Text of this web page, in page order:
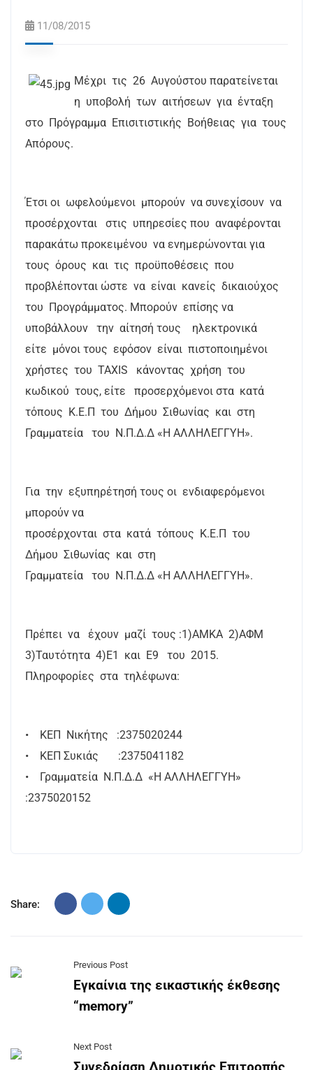
11/08/2015
Μέχρι τις 26 Αυγούστου παρατείνεται
η υποβολή των αιτήσεων για ένταξη
στο Πρόγραμμα Επισιτιστικής Βοήθειας για τους
Απόρους.
Έτσι οι ωφελούμενοι μπορούν να συνεχίσουν να
προσέρχονται στις υπηρεσίες που αναφέρονται
παρακάτω προκειμένου να ενημερώνονται για
τους όρους και τις προϋποθέσεις που
προβλέπονται ώστε να είναι κανείς δικαιούχος
του Προγράμματος. Μπορούν επίσης να
υποβάλλουν την αίτησή τους ηλεκτρονικά
είτε μόνοι τους εφόσον είναι πιστοποιημένοι
χρήστες του TAXIS κάνοντας χρήση του
κωδικού τους, είτε προσερχόμενοι στα κατά
τόπους Κ.Ε.Π του Δήμου Σιθωνίας και στη
Γραμματεία του Ν.Π.Δ.Δ «Η ΑΛΛΗΛΕΓΓΥΗ».
Για την εξυπηρέτησή τους οι ενδιαφερόμενοι
μπορούν να
προσέρχονται στα κατά τόπους Κ.Ε.Π του
Δήμου Σιθωνίας και στη
Γραμματεία του Ν.Π.Δ.Δ «Η ΑΛΛΗΛΕΓΓΥΗ».
Πρέπει να έχουν μαζί τους :1)ΑΜΚΑ 2)ΑΦΜ
3)Ταυτότητα 4)Ε1 και Ε9 του 2015.
Πληροφορίες στα τηλέφωνα:
• ΚΕΠ Νικήτης :2375020244
• ΚΕΠ Συκιάς :2375041182
• Γραμματεία Ν.Π.Δ.Δ «Η ΑΛΛΗΛΕΓΓΥΗ»
:2375020152
Share:
Previous Post
Εγκαίνια της εικαστικής έκθεσης
“memory”
Next Post
Συνεδρίαση Δημοτικής Επιτροπής